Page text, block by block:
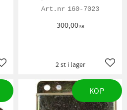
Lägg till i favoriter
160-7023
300,00KR
2 st i lager
KÖP